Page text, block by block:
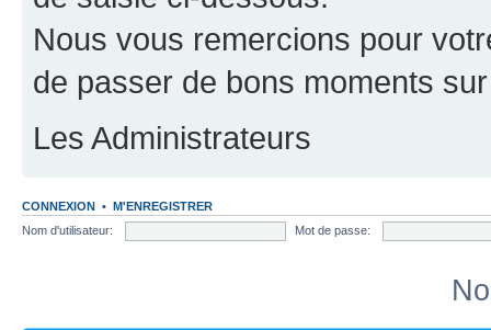
Nous vous remercions pour
de passer de bons moments
Les Administrateurs
CONNEXION • M'ENREGISTRER
Nom d'utilisateur:
Mot de passe: